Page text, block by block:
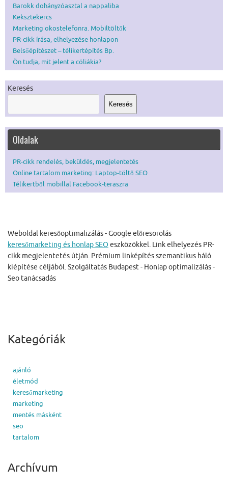
Barokk dohányzóasztal a nappaliba
Keksztekercs
Marketing okostelefonra. Mobiltöltők
PR-cikk írása, elhelyezése honlapon
Belsőépítészet – télikertépítés Bp.
Ön tudja, mit jelent a cöliákia?
Keresés
Keresés
Oldalak
PR-cikk rendelés, beküldés, megjelentetés
Online tartalom marketing: Laptop-töltő SEO
Télikertből mobillal Facebook-teraszra
Weboldal keresőoptimalizálás - Google előresorolás
keresőmarketing és honlap SEO eszközökkel. Link elhelyezés PR-
cikk megjelentetés útján. Prémium linképítés szemantikus háló
kiépítése céljából. Szolgáltatás Budapest - Honlap optimalizálás -
Seo tanácsadás
Kategóriák
ajánló
életmód
keresőmarketing
marketing
mentés másként
seo
tartalom
Archívum